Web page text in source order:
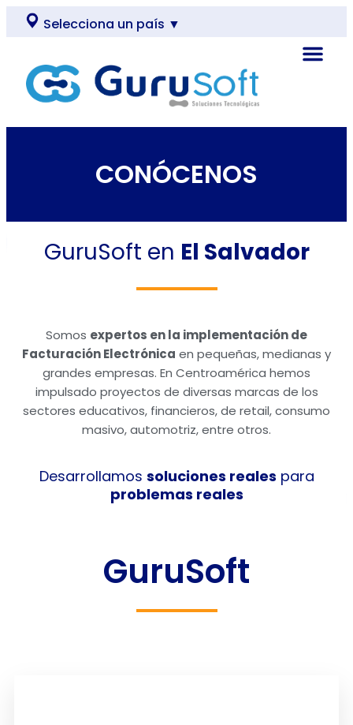
Selecciona un país ▼
CONÓCENOS
GuruSoft en El Salvador
Somos expertos en la implementación de
Facturación Electrónica en pequeñas, medianas y
grandes empresas. En Centroamérica hemos
impulsado proyectos de diversas marcas de los
sectores educativos, financieros, de retail, consumo
masivo, automotriz, entre otros.
Desarrollamos soluciones reales para
problemas reales
GuruSoft